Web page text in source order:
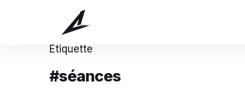
Étiquette
#séances